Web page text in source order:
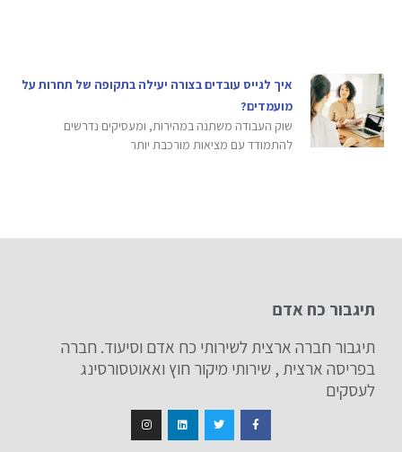
איך לגייס עובדים בצורה יעילה בתקופה של תחרות על
מועמדים?
שוק העבודה משתנה במהירות, ומעסיקים נדרשים
להתמודד עם מציאות מורכבת יותר
תיגבור כח אדם
תיגבור חברה ארצית לשירותי כח אדם וסיעוד. חברה
בפריסה ארצית , שירותי מיקור חוץ ואאוטסורסינג
לעסקים